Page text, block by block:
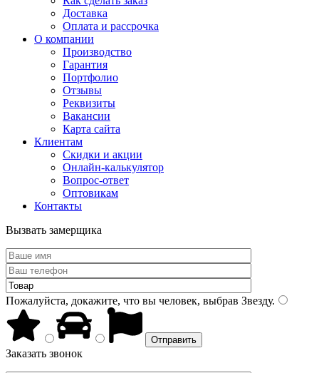
Доставка
Оплата и рассрочка
О компании
Производство
Гарантия
Портфолио
Отзывы
Реквизиты
Вакансии
Карта сайта
Клиентам
Скидки и акции
Онлайн-калькулятор
Вопрос-ответ
Оптовикам
Контакты
Вызвать замерщика
Пожалуйста, докажите, что вы человек, выбрав Звезду.
Заказать звонок